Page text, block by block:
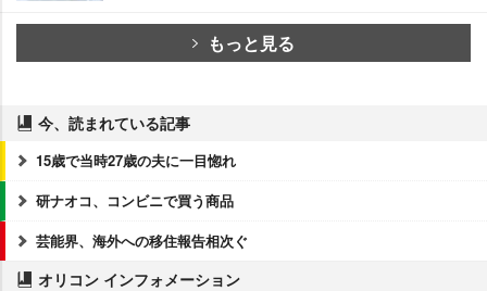
もっと見る
今、読まれている記事
15歳で当時27歳の夫に一目惚れ
研ナオコ、コンビニで買う商品
芸能界、海外への移住報告相次ぐ
オリコン インフォメーション